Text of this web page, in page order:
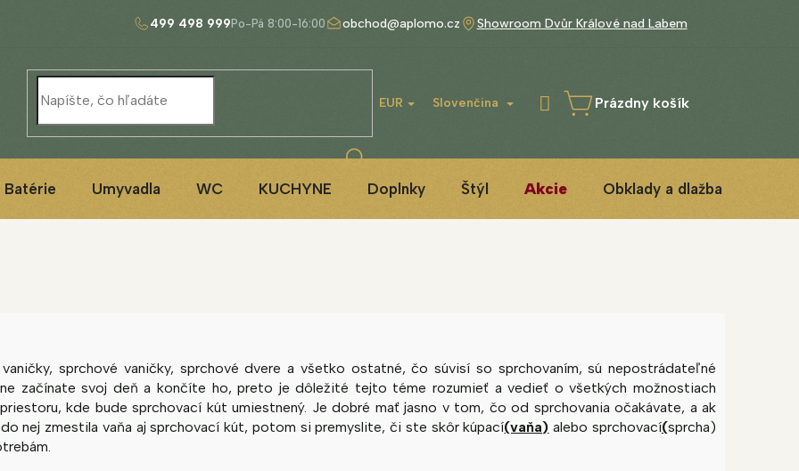
499 498 999 obchod@aplomo.cz Showroom Dvůr Králové nad Labem
EUR Slovenčina
NÁKUPNÝ
Prázdny košík
Batérie Umyvadla WC KUCHYNE Doplnky Štýl Akcie Obklady a dlažba
sprchové vaničky, sprchové dvere a všetko ostatné, čo súvisí so sprchovaním, sú nepostrádateľné
začínate svoj deň a končíte ho, preto je dôležité tejto téme rozumieť a vedieť o všetkých možnostiach
kde bude sprchovací kút umiestnený. Je dobré mať jasno v tom, čo od sprchovania očakávate, a ak
nej zmestila vaňa aj sprchovací kút, potom si premyslite, či ste skôr kúpací(vaňa) alebo sprchovací(sprcha)